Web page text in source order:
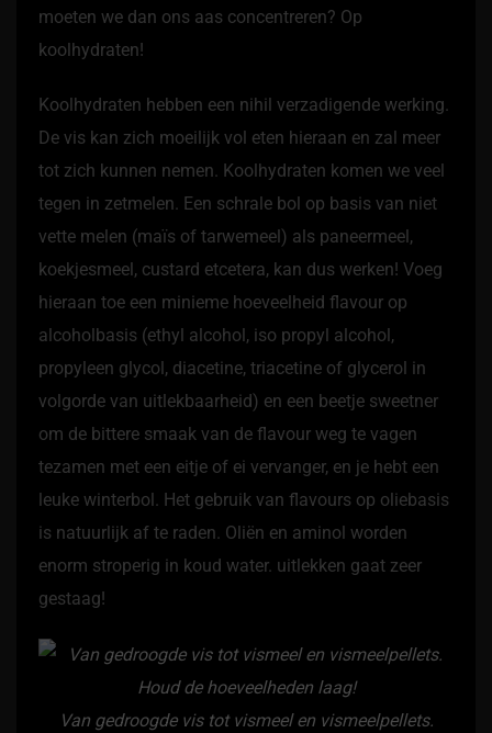
moeten we dan ons aas concentreren? Op
koolhydraten!
Koolhydraten hebben een nihil verzadigende werking.
De vis kan zich moeilijk vol eten hieraan en zal meer
tot zich kunnen nemen. Koolhydraten komen we veel
tegen in zetmelen. Een schrale bol op basis van niet
vette melen (maïs of tarwemeel) als paneermeel,
koekjesmeel, custard etcetera, kan dus werken! Voeg
hieraan toe een minieme hoeveelheid flavour op
alcoholbasis (ethyl alcohol, iso propyl alcohol,
propyleen glycol, diacetine, triacetine of glycerol in
volgorde van uitlekbaarheid) en een beetje sweetner
om de bittere smaak van de flavour weg te vagen
tezamen met een eitje of ei vervanger, en je hebt een
leuke winterbol. Het gebruik van flavours op oliebasis
is natuurlijk af te raden. Oliën en aminol worden
enorm stroperig in koud water. uitlekken gaat zeer
gestaag!
Van gedroogde vis tot vismeel en vismeelpellets.